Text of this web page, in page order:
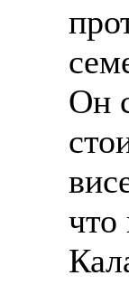
Он
что